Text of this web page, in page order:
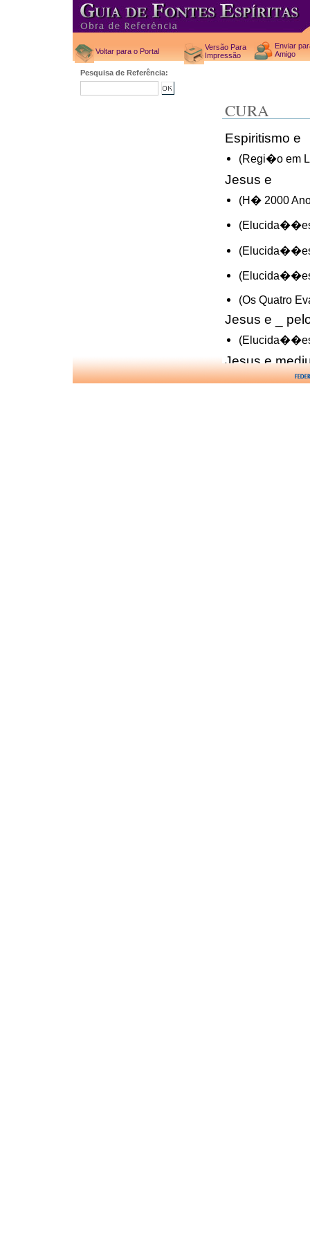
Voltar para o Portal
Versão Para
Impressão
Enviar
Amigo
Pesquisa de Referência:
CURA
Espiritismo e
(Regi�o em
Jesus e
(H� 2000
(Os Quatro
Jesus e _
Jesus e
(Mecanismos